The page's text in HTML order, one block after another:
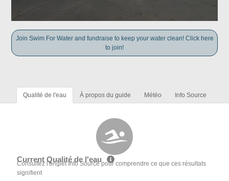
Join Swim For Water and fundraise to keep your water clean! Click here
to join!
Qualité de l'eau À propos du guide Météo Info Source
Current Qualité de l'eau
Consultez l'onglet Info Source pour comprendre ce que ces résultats
signifient